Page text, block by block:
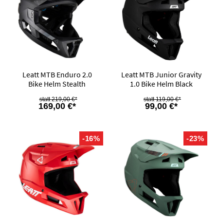
Leatt MTB Enduro 2.0
Bike Helm Stealth
169,00 €*
219,00 €*
Leatt MTB Junior Gravity
1.0 Bike Helm Black
99,00 €*
119,00 €*
-16% -23%